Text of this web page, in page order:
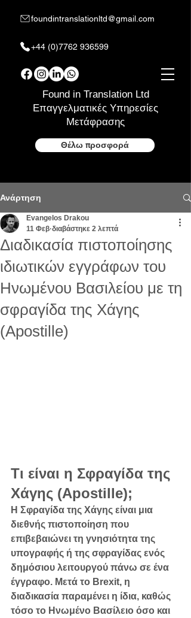
foundintranslationltd@gmail.com
+44 (0)7762 936599
Found in Translation Ltd
Επαγγελματικές Υπηρεσίες
Μετάφρασης
Θέλω προσφορά
Ανάρτηση
Διαδικασία πιστοποίησης
ιδιωτικών εγγράφων του
Ηνωμένου Βασιλείου με τη
σφραγίδα της Χάγης
(Apostille)
Evangelos Drakou
11 Φεβ διαβάστηκε 2 λεπτά
Τι είναι η Σφραγίδα της
Χάγης (Apostille);
Η Σφραγίδα της Χάγης είναι μια
διεθνής πιστοποίηση που
επιβεβαιώνει τη γνησιότητα της
υπογραφής ή της σφραγίδας ενός
δημόσιου λειτουργού πάνω σε ένα
έγγραφο. Μετά το Brexit, η
διαδικασία παραμένει η ίδια, καθώς
τόσο το Ηνωμένο Βασίλειο όσο και